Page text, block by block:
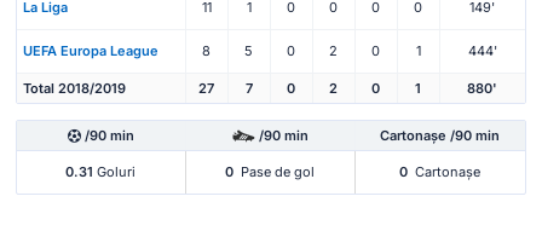
La Liga 11 1 0 0 0 0 149'
UEFA Europa League 8 5 0 2 0 1 444'
Total 2018/2019 27 7 0 2 0 1 880'
/90 min /90 min Cartonașe /90 min
0.31 Goluri 0 Pase de gol 0 Cartonașe